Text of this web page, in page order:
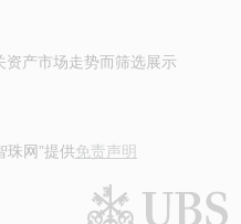
资产市场走势而筛选展示
珠网”提供免责声明